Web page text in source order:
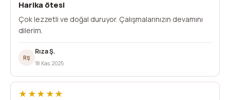
Harika ötesi
Çok lezzetli ve doğal duruyor. Çalışmalarınızın devamını
dilerim.
RŞ
Rıza Ş.
18 Kas, 2025
★★★★★